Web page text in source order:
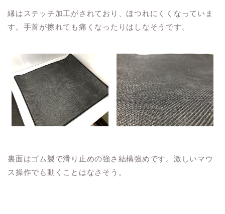
縁はステッチ加工がされており、ほつれにくくなっていま
す。手首が擦れても痛くなったりはしなそうです。
裏面はゴム製で滑り止めの強さ結構強めです。激しいマウ
ス操作でも動くことはなさそう。